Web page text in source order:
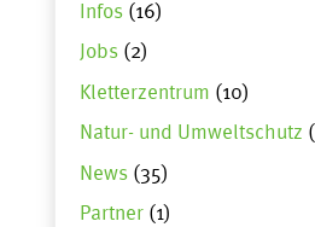
Infos(16)
Jobs(2)
Kletterzentrum (10)
Natur- und Umweltschutz
News(35)
Partner(1)